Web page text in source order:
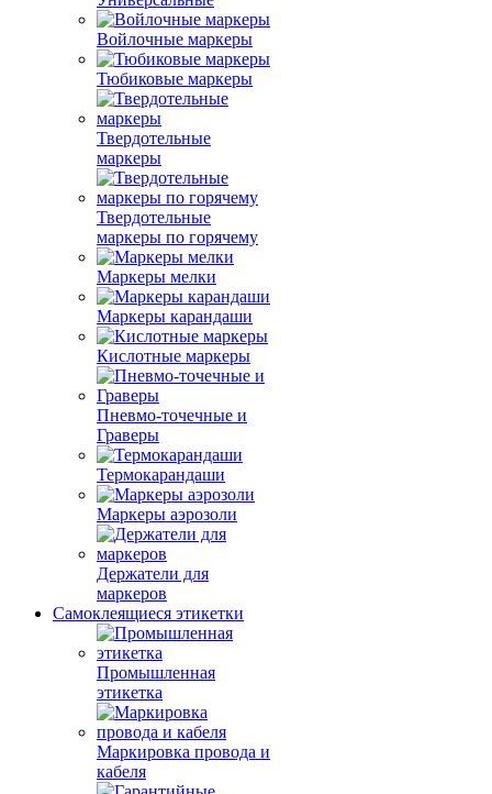
Войлочные маркеры
Тюбиковые маркеры
Твердотельные
маркеры
Твердотельные
маркеры по горячему
Маркеры мелки
Маркеры карандаши
Кислотные маркеры
Пневмо-точечные и
Граверы
Термокарандаши
Маркеры аэрозоли
Держатели для
маркеров
Самоклеящиеся этикетки
Промышленная
этикетка
Маркировка провода и
кабеля